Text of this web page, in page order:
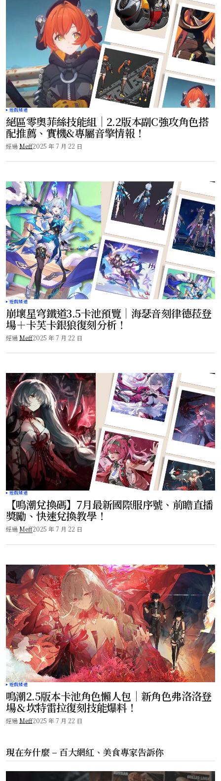
遊戲頻道
絕區零奧菲絲技能組｜2.2版本副C強攻角色搭
配推薦、實機&專屬音擎情報！
經過 Meff2025 年 7 月 22 日
遊戲頻道
崩壞星穹鐵道3.5卡池預覽｜海瑟音刻律德菈登
場＋卡芙卡銀狼復刻分析！
經過 Meff2025 年 7 月 22 日
遊戲頻道
【鳴潮兌換碼】7月最新國際服序號、前瞻直播
獎勵、快速兌換教學！
經過 Meff2025 年 7 月 22 日
遊戲頻道
鳴潮2.5版本卡池角色懶人包｜新角色弗洛洛登
場＆坎特雷拉復刻技能爆料！
經過 Meff2025 年 7 月 22 日
現在夯什麼 – 百大網紅、美食專家告訴你